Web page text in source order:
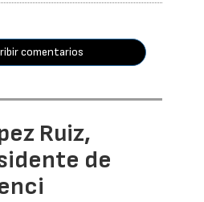
comentarios
Ruiz,
de